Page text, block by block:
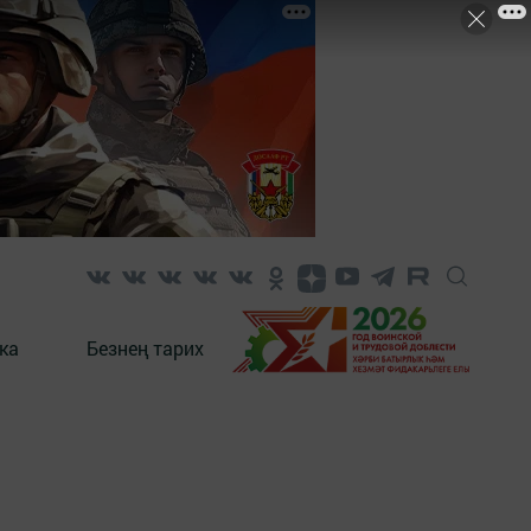
Безнең тарих